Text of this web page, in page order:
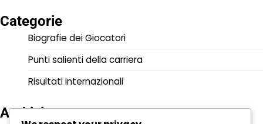
Categorie
Biografie dei Giocatori
Punti salienti della carriera
Risultati Internazionali
Archivio